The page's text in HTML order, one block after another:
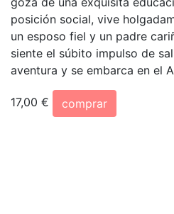
posición social, vive
un esposo fiel y un padre
siente el súbito impulso de
aventura y se embarca en el
17,00 €
comprar